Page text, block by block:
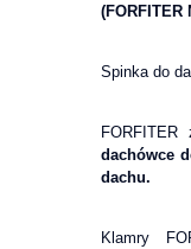
(FORFITER
Spinka do
FORFITER
dachówce
dachu.
Klamry